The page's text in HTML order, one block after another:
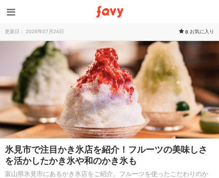
更新日： 2026年07月24日 0 お気に入り
氷見市で注目かき氷店を紹介！フルーツの美味しさ
を活かしたかき氷や和のかき氷も
富山県氷見市にあるかき氷店をご紹介。フルーツを使ったこだわりのか